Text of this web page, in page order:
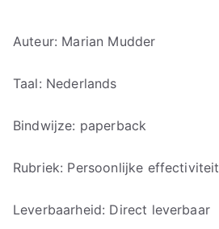
Auteur: Marian Mudder
Taal: Nederlands
Bindwijze: paperback
Rubriek: Persoonlijke effectiviteit
Leverbaarheid: Direct leverbaar